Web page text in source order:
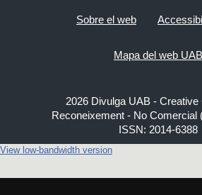
Sobre el web
Mapa del web UAB
2026 Divulga UAB -
Reconeixement - No Comercial
ISSN: 2014-6388
View low-bandwidth version